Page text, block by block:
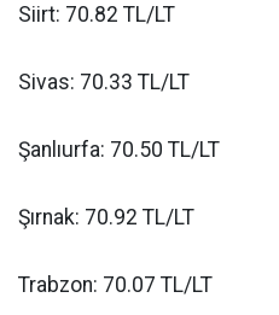
Siirt: 70.82 TL/LT
Sivas: 70.33 TL/LT
Şanlıurfa: 70.50 TL/LT
Şırnak: 70.92 TL/LT
Trabzon: 70.07 TL/LT